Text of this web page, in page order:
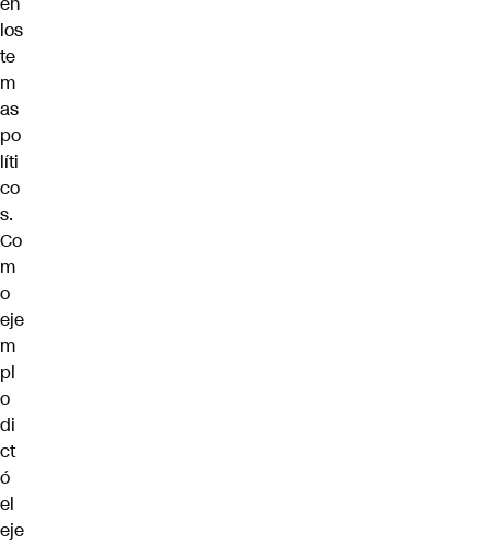
los
te
m
as
po
líti
co
s.
Co
m
o
eje
m
pl
o
di
ct
ó
el
eje